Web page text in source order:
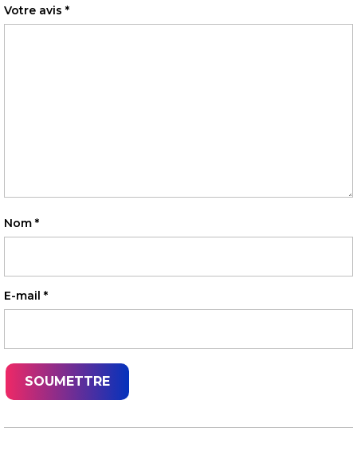
Votre avis *
Nom *
E-mail *